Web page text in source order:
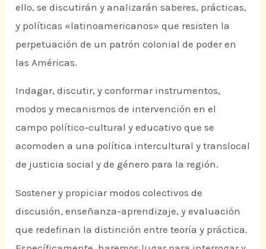
ello, se discutirán y analizarán saberes, prácticas,
y políticas «latinoamericanos» que resisten la
perpetuación de un patrón colonial de poder en
las Américas.
Indagar, discutir, y conformar instrumentos,
modos y mecanismos de intervención en el
campo político-cultural y educativo que se
acomoden a una política intercultural y translocal
de justicia social y de género para la región.
Sostener y propiciar modos colectivos de
discusión, enseñanza-aprendizaje, y evaluación
que redefinan la distinción entre teoría y práctica.